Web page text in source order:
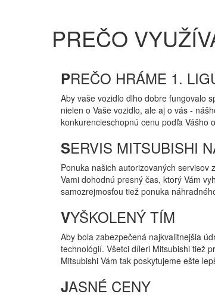
PREČO
PREČO HRÁME 1.
Aby vaše vozidlo dlho dobre fungovalo
nielen o Vaše vozidlo, ale aj o vás -
konkurencieschopnú cenu podľa Vášho
SERVIS MITSUBISHI
Ponuka našich autorizovaných servisov
Vami dohodnú presný čas, ktorý Vám
samozrejmosťou tiež ponuka
VYŠKOLENÝ TÍM
Aby bola zabezpečená najkvalitnejšia
technológií. Všetci díleri Mitsubishi tiež
Mitsubishi Vám tak poskytujeme ešte
JASNÉ CENY